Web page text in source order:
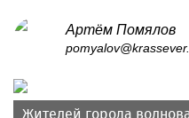
Артём Помялов
Жителей города